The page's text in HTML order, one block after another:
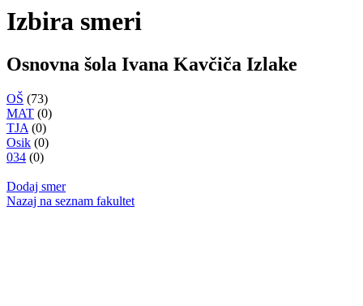
Izbira smeri
Osnovna šola Ivana Kavčiča Izlake
OŠ (73)
MAT (0)
TJA (0)
Osik (0)
034 (0)
Dodaj smer
Nazaj na seznam fakultet